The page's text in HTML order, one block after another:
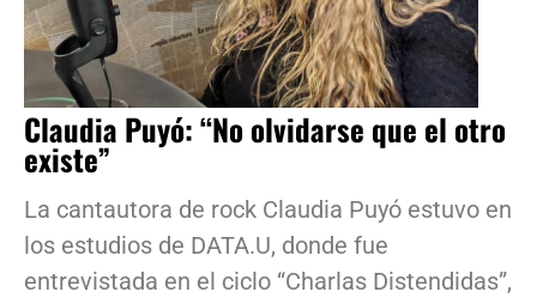
Claudia Puyó: “No olvidarse que el otro
existe”
La cantautora de rock Claudia Puyó estuvo en
los estudios de DATA.U, donde fue
entrevistada en el ciclo “Charlas Distendidas”,